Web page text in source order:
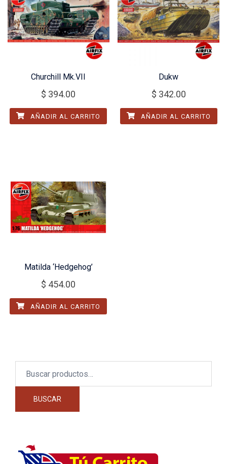
Churchill Mk.VII
$ 394.00
AÑADIR AL CARRITO
Dukw
$ 342.00
AÑADIR AL CARRITO
Matilda ‘Hedgehog’
$ 454.00
AÑADIR AL CARRITO
BUSCAR